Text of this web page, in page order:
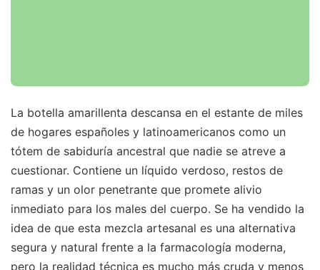
La botella amarillenta descansa en el estante de miles
de hogares españoles y latinoamericanos como un
tótem de sabiduría ancestral que nadie se atreve a
cuestionar. Contiene un líquido verdoso, restos de
ramas y un olor penetrante que promete alivio
inmediato para los males del cuerpo. Se ha vendido la
idea de que esta mezcla artesanal es una alternativa
segura y natural frente a la farmacología moderna,
pero la realidad técnica es mucho más cruda y menos